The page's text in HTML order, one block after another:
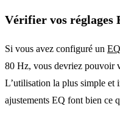
Vérifier vos réglages
Si vous avez configuré un
80 Hz, vous devriez pouvoir
L’utilisation la plus simple
ajustements EQ font bien ce